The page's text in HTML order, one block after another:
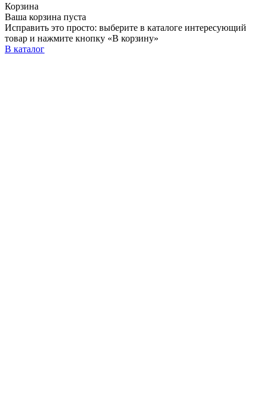
Корзина
Ваша корзина пуста
Исправить это просто: выберите в каталоге интересующий
товар и нажмите кнопку «В корзину»
В каталог